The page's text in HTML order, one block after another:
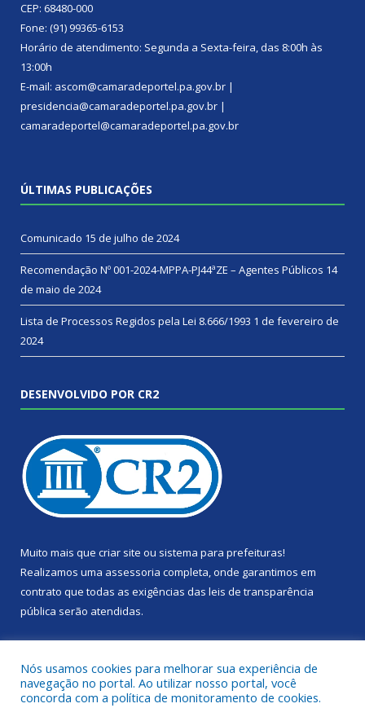
CEP: 68480-000
Fone: (91) 99365-6153
Horário de atendimento: Segunda a Sexta-feira, das 8:00h às
13:00h
E-mail: ascom@camaradeportel.pa.gov.br |
presidencia@camaradeportel.pa.gov.br |
camaradeportel@camaradeportel.pa.gov.br
ÚLTIMAS PUBLICAÇÕES
Comunicado 15 de julho de 2024
Recomendação Nº 001-2024-MPPA-PJ44ªZE – Agentes Públicos 14
de maio de 2024
Lista de Processos Regidos pela Lei 8.666/1993 1 de fevereiro de
2024
DESENVOLVIDO POR CR2
Muito mais que criar site ou sistema para prefeituras!
Realizamos uma assessoria completa, onde garantimos em
contrato que todas as exigências das leis de transparência
pública serão atendidas.
Nós usamos cookies para melhorar sua experiência de
navegação no portal. Ao utilizar nosso portal, você
concorda com a política de monitoramento de cookies.